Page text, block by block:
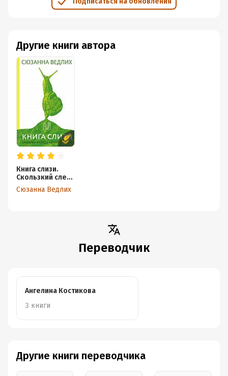
Другие книги автора
Книга слизи.
Скользкий след
в истории Земли
Сюзанна Ведлих
Переводчик
Ангелина Костикова
3 книги
Другие книги переводчика